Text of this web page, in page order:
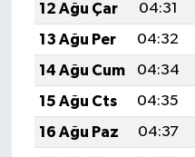
12 Ağu Çar
04:31
13 Ağu Per
04:32
14 Ağu Cum
04:34
15 Ağu Cts
04:35
16 Ağu Paz
04:37